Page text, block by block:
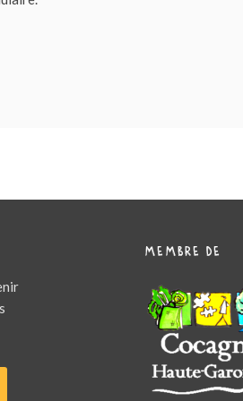
MEMBRE DE